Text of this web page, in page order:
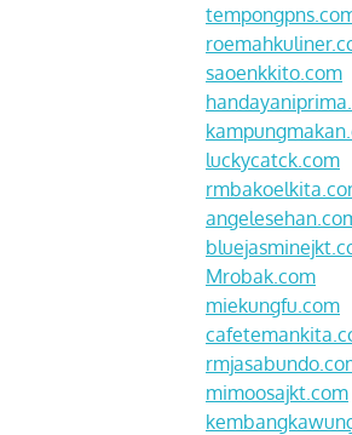
saoenkkito.com
luckycatck.com
Mrobak.com
miekungfu.com
mimoosajkt.com